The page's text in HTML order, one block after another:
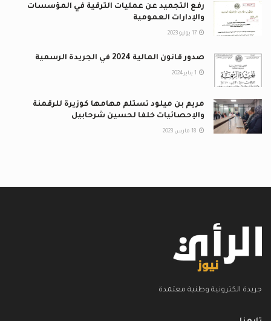
رفع التجميد عن عمليات الترقية في المؤسسات
والإدارات العمومية
صدور قانون المالية 2024 في الجريدة الرسمية
مريم بن ميلود تستلم مهامها كوزيرة للرقمنة
والإحصائيات خلفا لحسين شرحابيل
جريدة الكترونية وطنية معتمدة